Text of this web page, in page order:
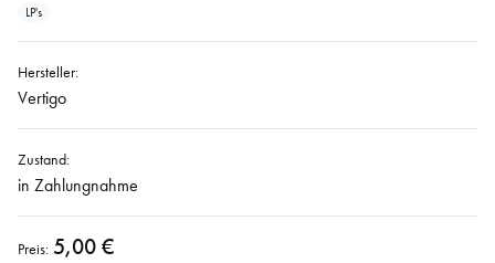
LP's
Hersteller:
Vertigo
Zustand:
in Zahlungnahme
Preis: 5,00 €